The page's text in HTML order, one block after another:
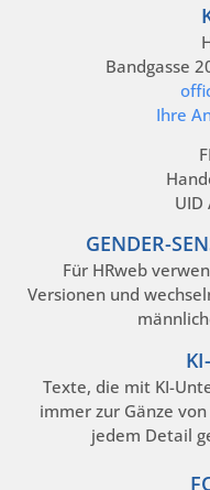
Bandgasse
Ihre
UID
GENDER-
Für HRweb
Versionen und
Texte, die mit KI-
immer zur Gänze
jedem Detail